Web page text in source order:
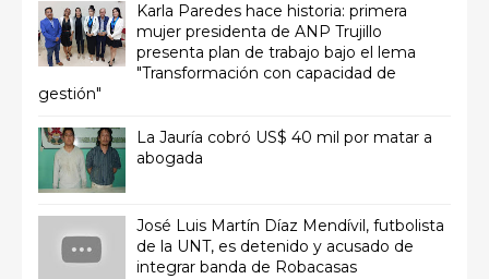
Karla Paredes hace historia: primera
mujer presidenta de ANP Trujillo
presenta plan de trabajo bajo el lema
"Transformación con capacidad de
gestión"
La Jauría cobró US$ 40 mil por matar a
abogada
José Luis Martín Díaz Mendívil, futbolista
de la UNT, es detenido y acusado de
integrar banda de Robacasas